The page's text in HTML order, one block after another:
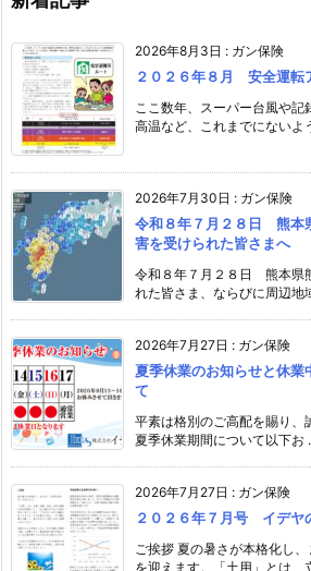
2026年8月3日 : ガン保険
２０２６年８月 安全運転
ここ数年、スーパー台風や
高温など、これまでにないよ
2026年7月30日 : ガン保険
令和８年７月２８日 熊本
害を受けられた皆さまへ
令和８年７月２８日 熊本県
れた皆さま、ならびに周辺地
2026年7月27日 : ガン保険
夏季休業のお知らせと休
て
平素は格別のご高配を賜り、
夏季休業期間について以下お
2026年7月27日 : ガン保険
２０２６年７月号 イデ
ご挨拶 夏の暑さが本格化し、
を迎えます。「土用」とは、